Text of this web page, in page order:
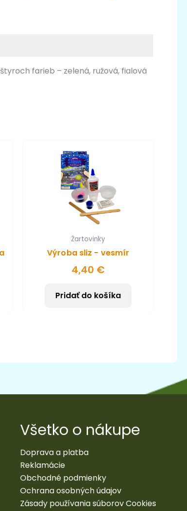
farieb – zelená, ružová, fialová
Žartovinky
Výroba sliz - vesmír
4,40 €
Pridať do košíka
Všetko o nákupe
Doprava a platba
Reklamácie
Obchodné podmienky
Ochrana osobných údajov
Zásady používania súborov Cookies